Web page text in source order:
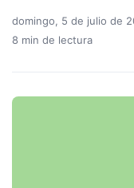
domingo, 5 de julio de
8 min de lectura